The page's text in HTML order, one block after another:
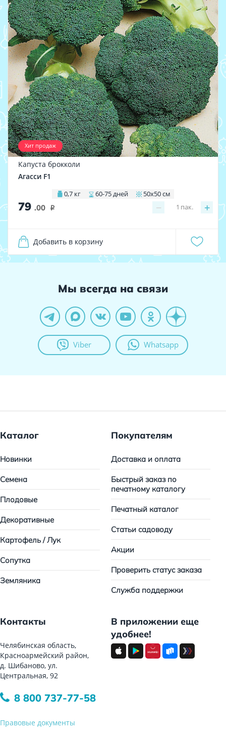
Хит продаж
Капуста брокколи
Агасси F1
0,7 кг 60-75 дней 50х50 см
79 .00 i − +
1 пак.
Добавить в корзину
Мы всегда на связи
Viber Whatsapp
Каталог
Новинки
Семена
Плодовые
Декоративные
Картофель / Лук
Сопутка
Земляника
Покупателям
Доставка и оплата
Быстрый заказ по
печатному каталогу
Печатный каталог
Статьи садоводу
Акции
Проверить статус заказа
Служба поддержки
Контакты
Челябинская область,
Красноармейский район,
д. Шибаново, ул.
Центральная, 92
8 800 737-77-58
Правовые документы
В приложении еще
удобнее!